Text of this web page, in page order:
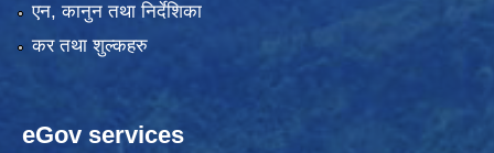
एन, कानुन तथा निर्देशिका
कर तथा शुल्कहरु
eGov services